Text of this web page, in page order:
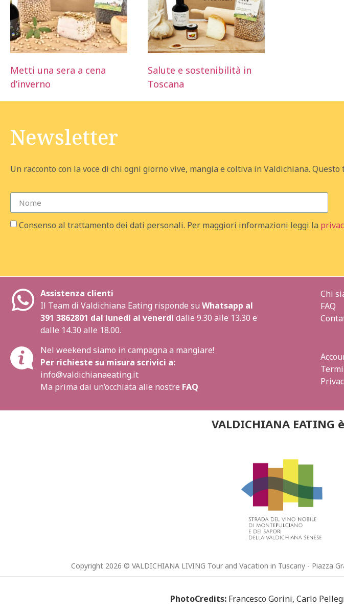
Metti una sera a cena
d’inverno
Salute e sostenibilità in
Toscana
Newsletter
Un racconto con la voce di chi ogni giorno vive, mangia e coltiva in Valdichiana.
Consenso al trattamento dei dati personali. Per maggiori informazioni leggi la
Assistenza clienti
Il Team di Valdichiana Eating risponde su Whatsapp al
391 3862801 dal lunedì al venerdì dalle 9.30 alle 13.30 e
dalle 14.30 alle 18.00.
Nel weekend siamo in campagna a mangiare!
Per richieste su misura scrivici a:
info@valdichianaeating.it
Ma prima dai un’occhiata alle nostre FAQ
Chi
FAQ
VALDICHIANA
Copyright 2026 © VALDICHIANA LIVING Tour and Vacation in Tuscany - Piazza
PhotoCredits: Francesco Gorini, Carlo